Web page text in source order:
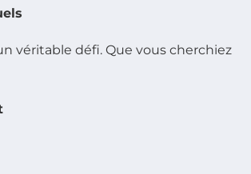
véritable défi. Que vous cherchiez